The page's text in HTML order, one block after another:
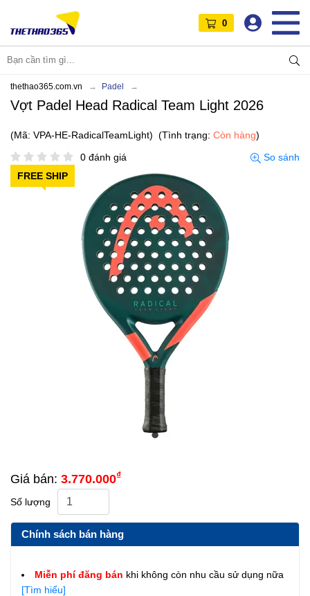
0
thethao365.com.vn Padel
Vợt Padel Head Radical Team Light 2026
(Mã: VPA-HE-RadicalTeamLight) (Tình trạng: Còn hàng)
0 đánh giá
So sánh
FREE SHIP
Giá bán: 3.770.000₫
Số lượng
Chính sách bán hàng
Miễn phí đăng bán khi không còn nhu cầu sử dụng nữa
[Tìm hiểu]